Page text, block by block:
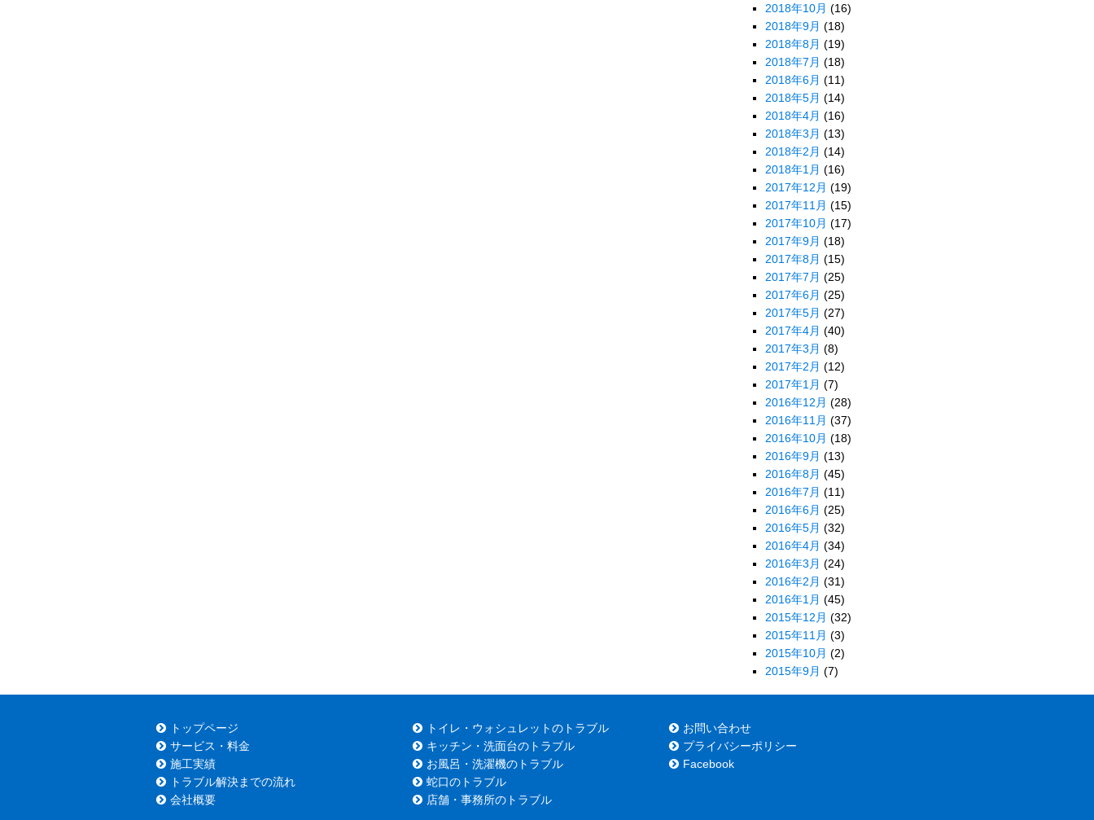
2018年10月 (16)
2018年9月 (18)
2018年8月 (19)
2018年7月 (18)
2018年6月 (11)
2018年5月 (14)
2018年4月 (16)
2018年3月 (13)
2018年2月 (14)
2018年1月 (16)
2017年12月 (19)
2017年11月 (15)
2017年10月 (17)
2017年9月 (18)
2017年8月 (15)
2017年7月 (25)
2017年6月 (25)
2017年5月 (27)
2017年4月 (40)
2017年3月 (8)
2017年2月 (12)
2017年1月 (7)
2016年12月 (28)
2016年11月 (37)
2016年10月 (18)
2016年9月 (13)
2016年8月 (45)
2016年7月 (11)
2016年6月 (25)
2016年5月 (32)
2016年4月 (34)
2016年3月 (24)
2016年2月 (31)
2016年1月 (45)
2015年12月 (32)
2015年11月 (3)
2015年10月 (2)
2015年9月 (7)
トップページ
サービス・料金
施工実績
トラブル解決までの流れ
会社概要
トイレ・ウォシュレットのトラブル
キッチン・洗面台のトラブル
お風呂・洗濯機のトラブル
蛇口のトラブル
店舗・事務所のトラブル
お問い合わせ
プライバシーポリシー
Facebook